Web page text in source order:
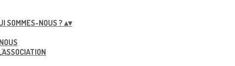
SOMMES-NOUS ? ▴▾